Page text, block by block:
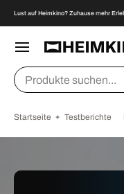
↵Zum Inhalt springen
↵Zum Menü springen
↵Fußzeile springen
↵Barrierefreiheits-
DIREKT ZUM
Lust auf Heimkino? Zuhause mehr
Suchen
Startseite Testberichte